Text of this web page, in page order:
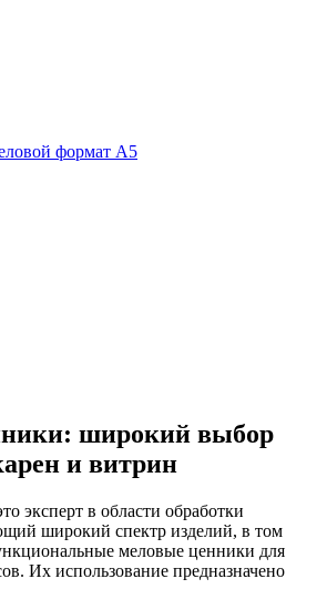
формат А5
широкий выбор
и витрин
эксперт в области обработки
широкий спектр изделий, в том
меловые ценники для
Их использование предназначено